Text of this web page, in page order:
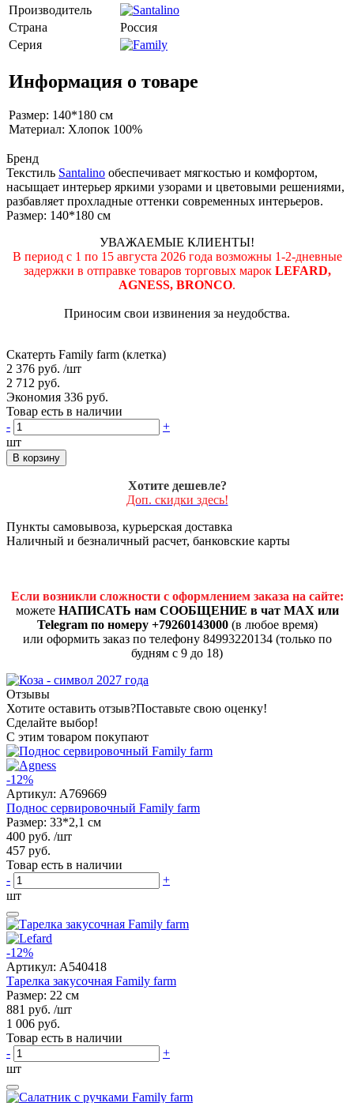
Производитель
Страна
Россия
Серия
Информация о товаре
Размер: 140*180 см
Материал: Хлопок 100%
Бренд
Текстиль Santalino обеспечивает мягкостью и комфортом,
насыщает интерьер яркими узорами и цветовыми решениями,
разбавляет прохладные оттенки современных интерьеров.
Размер: 140*180 см
УВАЖАЕМЫЕ КЛИЕНТЫ!
В период с 1 по 15 августа 2026 года возможны 1-2-дневные
задержки в отправке товаров торговых марок LEFARD,
AGNESS, BRONCO.
Приносим свои извинения за неудобства.
Скатерть Family farm (клетка)
2 376 руб. /шт
2 712 руб.
Экономия 336 руб.
Товар есть в наличии
-
+
шт
В корзину
Хотите дешевле?
Доп. скидки здесь!
Пункты самовывоза, курьерская доставка
Наличный и безналичный расчет, банковские карты
Если возникли сложности с оформлением заказа на сайте:
можете НАПИСАТЬ нам СООБЩЕНИЕ в чат MAX или
Telegram по номеру +79260143000(в любое время)
или оформить заказ по телефону 84993220134 (только по
будням с 9 до 18)
Отзывы
Хотите оставить отзыв?Поставьте свою оценку!
Сделайте выбор!
С этим товаром покупают
-12%
Артикул: A769669
Поднос сервировочный Family farm
Размер: 33*2,1 см
400 руб. /шт
457 руб.
Товар есть в наличии
-
+
шт
-12%
Артикул: A540418
Тарелка закусочная Family farm
Размер: 22 см
881 руб. /шт
1 006 руб.
Товар есть в наличии
-
+
шт